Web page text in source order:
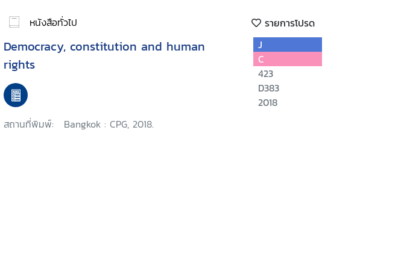
หนังสือทั่วไป รายการโปรด
Democracy, constitution and human
rights
สถานที่พิมพ์: Bangkok : CPG, 2018.
J
C
423
D383
2018